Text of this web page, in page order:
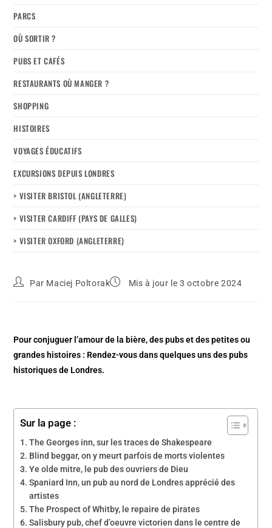
PARCS
OÙ SORTIR ?
PUBS ET CAFÉS
RESTAURANTS OÙ MANGER ?
SHOPPING
HISTOIRES
VOYAGES ÉDUCATIFS
EXCURSIONS DEPUIS LONDRES
> VISITER BRISTOL (ANGLETERRE)
> VISITER CARDIFF (PAYS DE GALLES)
> VISITER OXFORD (ANGLETERRE)
Par Maciej Poltorak Mis à jour le 3 octobre 2024
Pour conjuguer l’amour de la bière, des pubs et des petites ou
grandes histoires : Rendez-vous dans quelques uns des pubs
historiques de Londres.
Sur la page :
The Georges inn, sur les traces de Shakespeare
Blind beggar, on y meurt parfois de morts violentes
Ye olde mitre, le pub des ouvriers de Dieu
Spaniard Inn, un pub au nord de Londres apprécié des
artistes
The Prospect of Whitby, le repaire de pirates
Salisbury pub, chef d’oeuvre victorien dans le centre de